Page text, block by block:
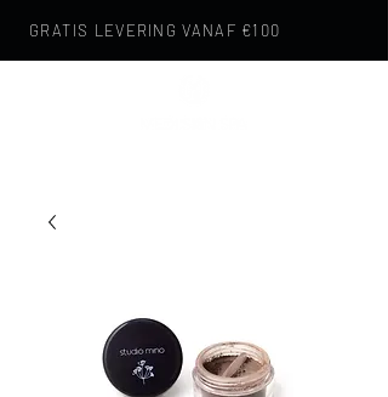
GRATIS LEVERING VANAF €100